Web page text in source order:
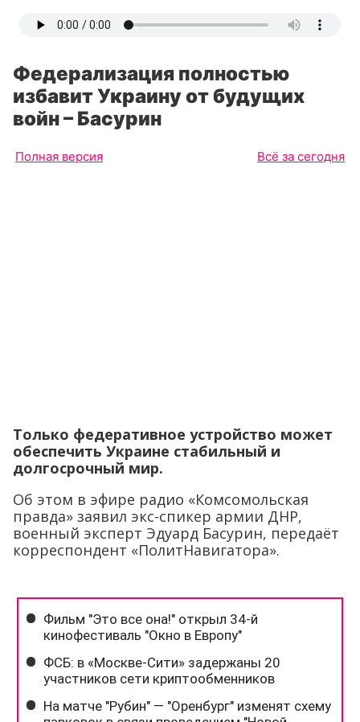
Федерализация полностью
избавит Украину от будущих
войн – Басурин
Полная версия Всё за сегодня
Только федеративное устройство может
обеспечить Украине стабильный и
долгосрочный мир.
Об этом в эфире радио «Комсомольская
правда» заявил экс-спикер армии ДНР,
военный эксперт Эдуард Басурин, передаёт
корреспондент «ПолитНавигатора».